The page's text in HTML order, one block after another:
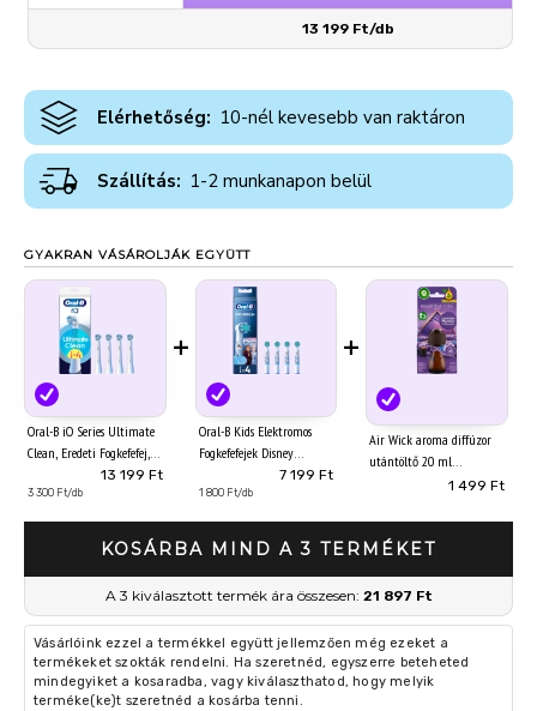
13 199 Ft/db
Elérhetőség: 10-nél kevesebb van raktáron
Szállítás: 1-2 munkanapon belül
GYAKRAN VÁSÁROLJÁK EGYÜTT
Oral-B iO Series Ultimate
Clean, Eredeti Fogkefefej,
CrissCross Sörték, 413 199 Ft
3 300 Ft/db
+
Oral-B Kids Elektromos
Fogkefefejek Disney
Jégvarázs Kiadásban, 4 Db
7 199 Ft
1 800 Ft/db
+
Air Wick aroma diffúzor
utántöltő 20 ml
Levendula Mező és1 499 Ft
KOSÁRBA MIND A 3 TERMÉKET
A 3 kiválasztott termék ára összesen: 21 897 Ft
Vásárlóink ezzel a termékkel együtt jellemzően még ezeket a
termékeket szokták rendelni. Ha szeretnéd, egyszerre beteheted
mindegyiket a kosaradba, vagy kiválaszthatod, hogy melyik
terméke(ke)t szeretnéd a kosárba tenni.